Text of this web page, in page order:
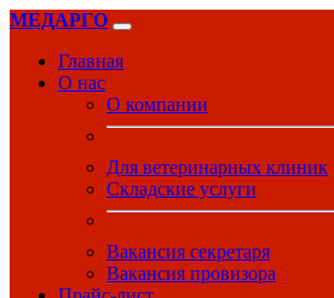
МЕДАРГО
Главная
О нас
О компании
Для ветеринарных клиник
Складские услуги
Вакансия секретаря
Вакансия провизора